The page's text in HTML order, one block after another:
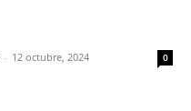
- 12 octubre, 2024 0